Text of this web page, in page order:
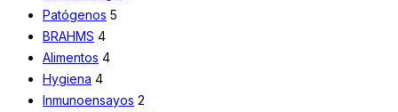
Patógenos 5
BRAHMS 4
Alimentos 4
Hygiena 4
Inmunoensayos 2